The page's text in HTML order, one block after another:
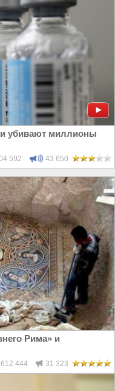
убивают миллионы
592 43 650
Рима» и
612 444 31 323